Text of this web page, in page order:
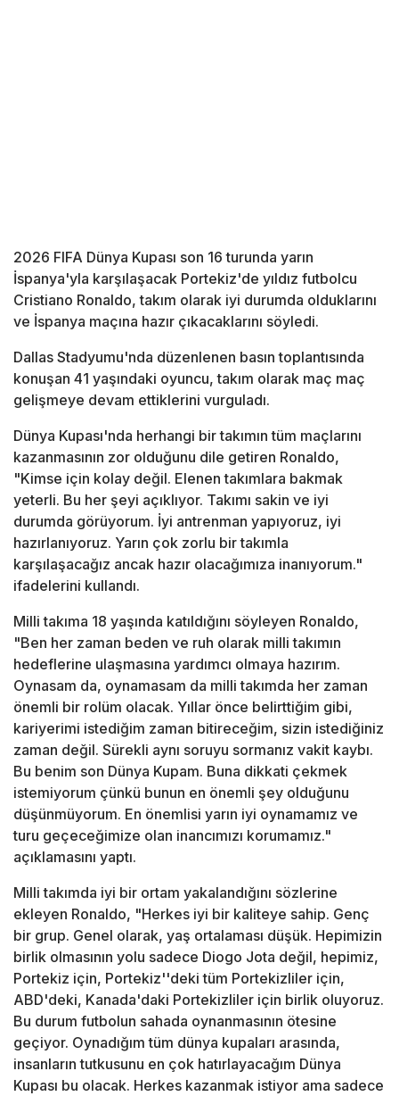
2026 FIFA Dünya Kupası son 16 turunda yarın
İspanya'yla karşılaşacak Portekiz'de yıldız futbolcu
Cristiano Ronaldo, takım olarak iyi durumda olduklarını
ve İspanya maçına hazır çıkacaklarını söyledi.
Dallas Stadyumu'nda düzenlenen basın toplantısında
konuşan 41 yaşındaki oyuncu, takım olarak maç maç
gelişmeye devam ettiklerini vurguladı.
Dünya Kupası'nda herhangi bir takımın tüm maçlarını
kazanmasının zor olduğunu dile getiren Ronaldo,
"Kimse için kolay değil. Elenen takımlara bakmak
yeterli. Bu her şeyi açıklıyor. Takımı sakin ve iyi
durumda görüyorum. İyi antrenman yapıyoruz, iyi
hazırlanıyoruz. Yarın çok zorlu bir takımla
karşılaşacağız ancak hazır olacağımıza inanıyorum."
ifadelerini kullandı.
Milli takıma 18 yaşında katıldığını söyleyen Ronaldo,
"Ben her zaman beden ve ruh olarak milli takımın
hedeflerine ulaşmasına yardımcı olmaya hazırım.
Oynasam da, oynamasam da milli takımda her zaman
önemli bir rolüm olacak. Yıllar önce belirttiğim gibi,
kariyerimi istediğim zaman bitireceğim, sizin istediğiniz
zaman değil. Sürekli aynı soruyu sormanız vakit kaybı.
Bu benim son Dünya Kupam. Buna dikkati çekmek
istemiyorum çünkü bunun en önemli şey olduğunu
düşünmüyorum. En önemlisi yarın iyi oynamamız ve
turu geçeceğimize olan inancımızı korumamız."
açıklamasını yaptı.
Milli takımda iyi bir ortam yakalandığını sözlerine
ekleyen Ronaldo, "Herkes iyi bir kaliteye sahip. Genç
bir grup. Genel olarak, yaş ortalaması düşük. Hepimizin
birlik olmasının yolu sadece Diogo Jota değil, hepimiz,
Portekiz için, Portekiz''deki tüm Portekizliler için,
ABD'deki, Kanada'daki Portekizliler için birlik oluyoruz.
Bu durum futbolun sahada oynanmasının ötesine
geçiyor. Oynadığım tüm dünya kupaları arasında,
insanların tutkusunu en çok hatırlayacağım Dünya
Kupası bu olacak. Herkes kazanmak istiyor ama sadece